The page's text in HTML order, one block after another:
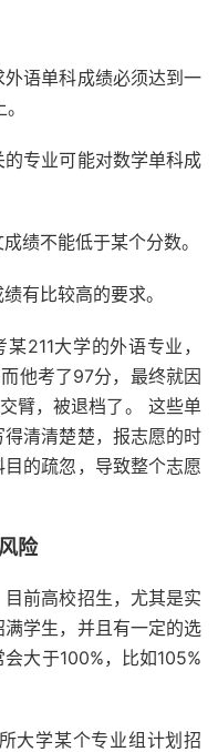
语单科成绩必须达到一
专业可能对数学单科成
绩不能低于某个分数。
有比较高的要求。
211大学的外语专业，
他考了97分，最终就因
臂，被退档了。 这些单
清清楚楚，报志愿的时
的疏忽，导致整个志愿
险
前高校招生，尤其是实
学生，并且有一定的选
大于100%，比如105%
大学某个专业组计划招